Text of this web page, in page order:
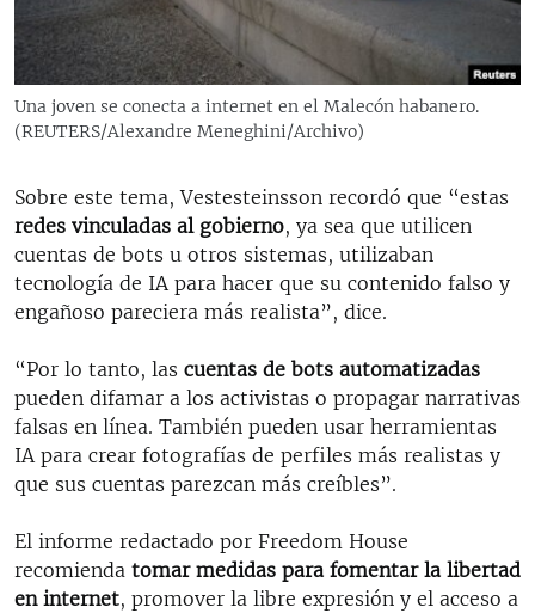
Una joven se conecta a internet en el Malecón habanero.
(REUTERS/Alexandre Meneghini/Archivo)
Sobre este tema, Vestesteinsson recordó que “estas
redes vinculadas al gobierno, ya sea que utilicen
cuentas de bots u otros sistemas, utilizaban
tecnología de IA para hacer que su contenido falso y
engañoso pareciera más realista”, dice.
“Por lo tanto, las cuentas de bots automatizadas
pueden difamar a los activistas o propagar narrativas
falsas en línea. También pueden usar herramientas
IA para crear fotografías de perfiles más realistas y
que sus cuentas parezcan más creíbles”.
El informe redactado por Freedom House
recomienda tomar medidas para fomentar la libertad
en internet, promover la libre expresión y el acceso a